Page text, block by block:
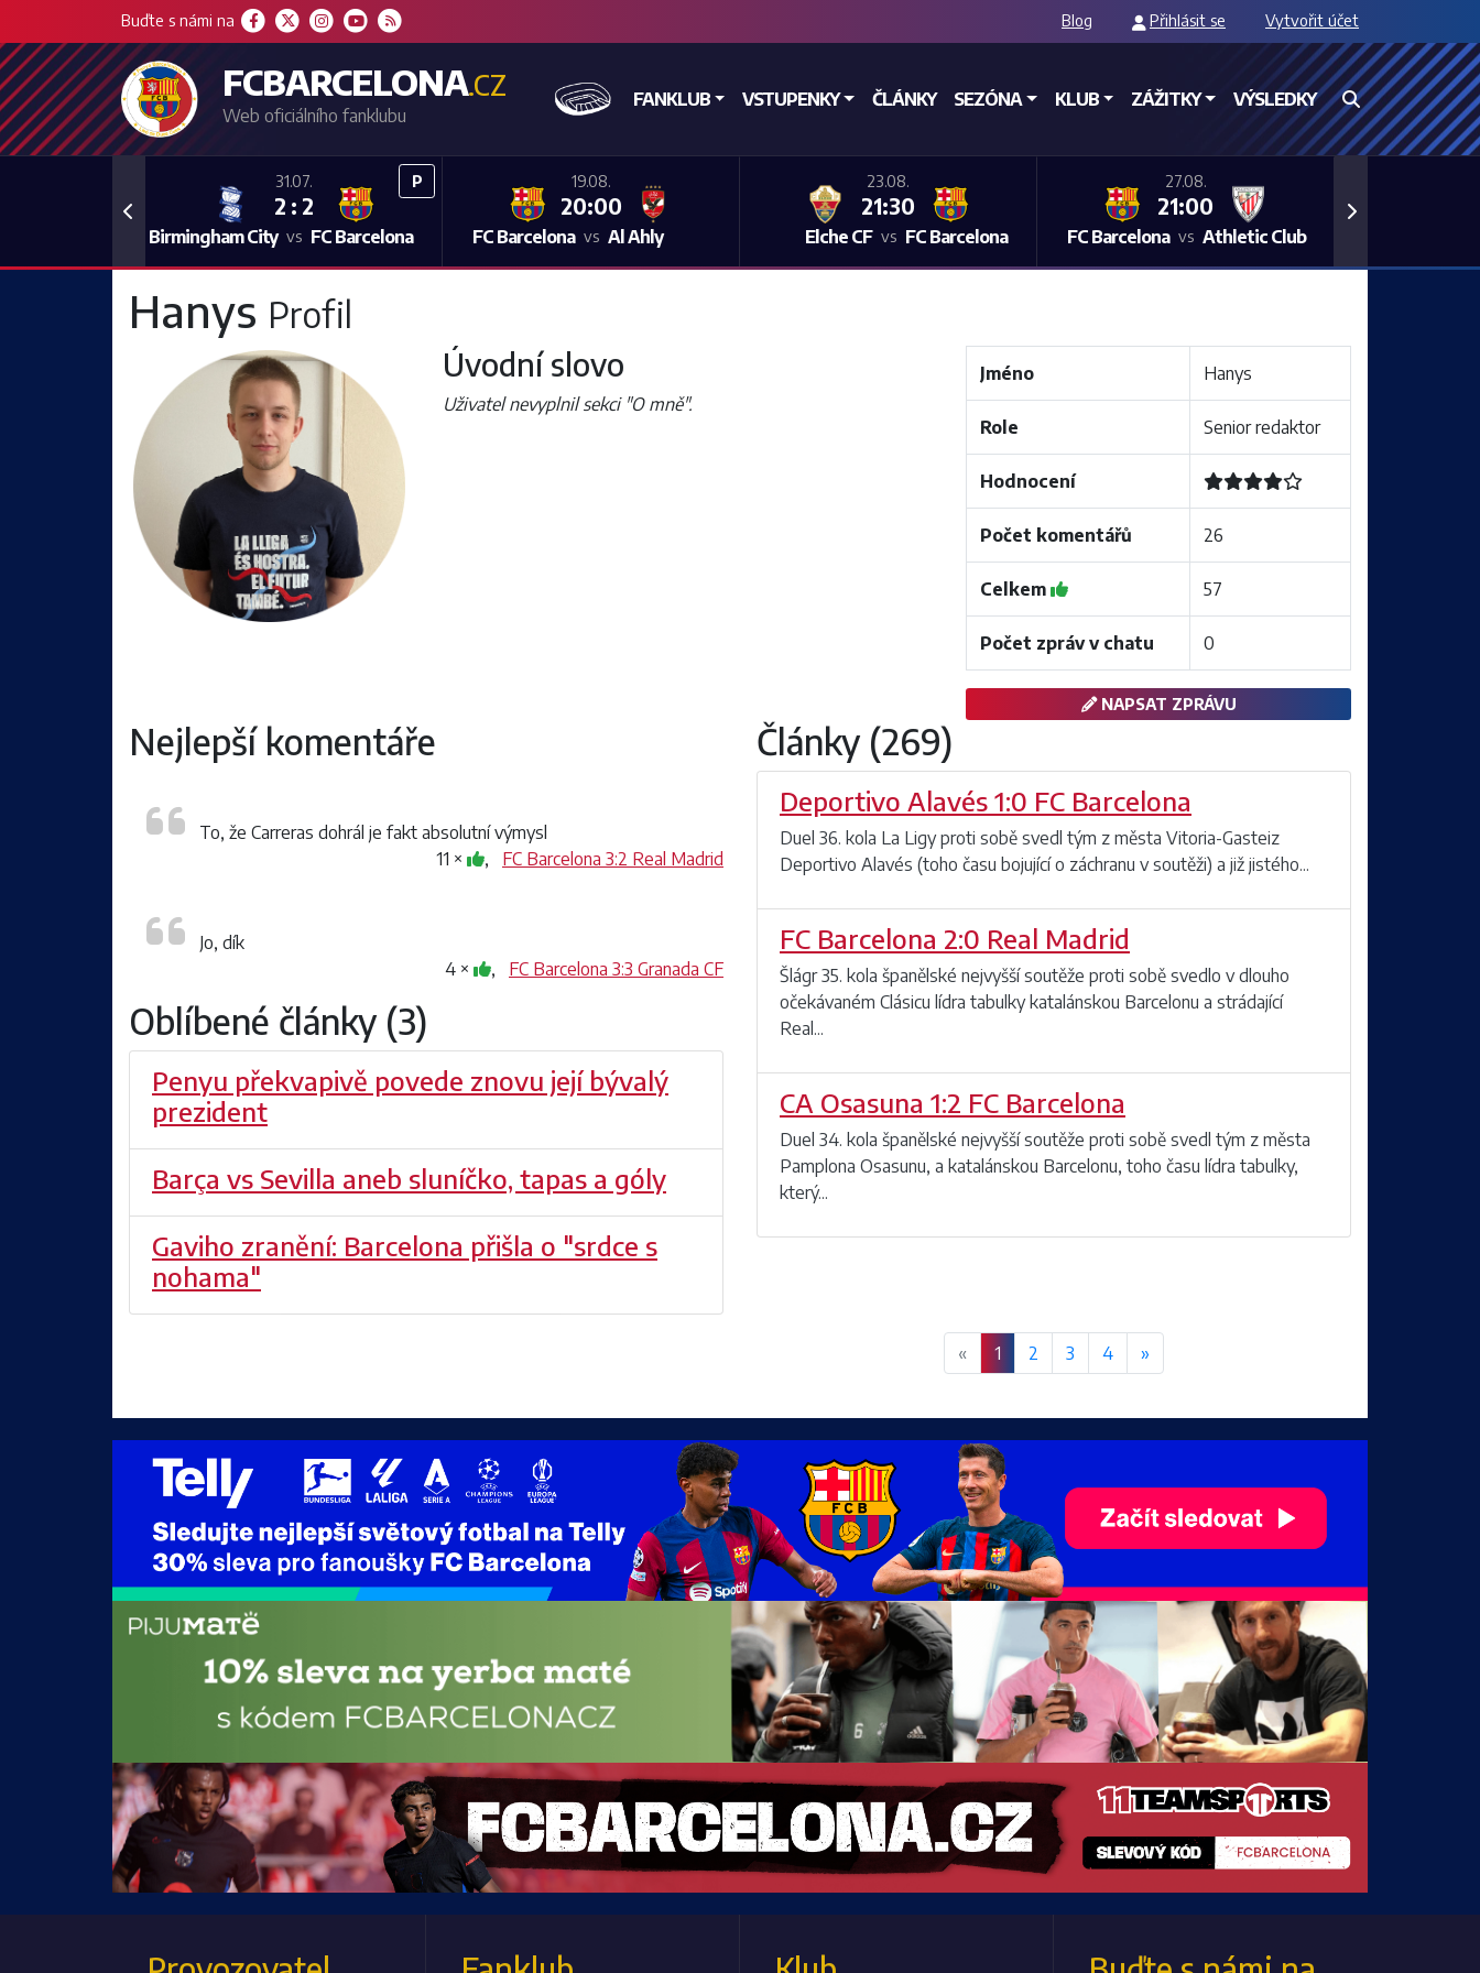
Buďte s námi na Blog Přihlásit se Vytvořit účet
FCBARCELONA.CZ
Web oficiálního fanklubu
DOMŮ FANKLUB VSTUPENKY ČLÁNKY SEZÓNA KLUB ZÁŽITKY VÝSLEDKY
P
31.07.
2 : 2
Birmingham City vs FC Barcelona
19.08.
20:00
FC Barcelona vs Al Ahly
23.08.
21:30
Elche CF vs FC Barcelona
27.08.
21:00
FC Barcelona vs Athletic Club
Previous Next
Hanys Profil
Úvodní slovo
Uživatel nevyplnil sekci "O mně".
Jméno Hanys
Role Senior redaktor
Hodnocení
Počet komentářů 26
Celkem 57
Počet zpráv v chatu 0
NAPSAT ZPRÁVU
Nejlepší komentáře
To, že Carreras dohrál je fakt absolutní výmysl
11 ×
, FC Barcelona 3:2 Real Madrid
Jo, dík
4 ×
, FC Barcelona 3:3 Granada CF
Oblíbené články (3)
Penyu překvapivě povede znovu její bývalý
prezident
Barça vs Sevilla aneb sluníčko, tapas a góly
Gaviho zranění: Barcelona přišla o "srdce s
nohama"
Články (269)
Deportivo Alavés 1:0 FC Barcelona
Duel 36. kola La Ligy proti sobě svedl tým z města Vitoria-Gasteiz
Deportivo Alavés (toho času bojující o záchranu v soutěži) a již jistého...
FC Barcelona 2:0 Real Madrid
Šlágr 35. kola španělské nejvyšší soutěže proti sobě svedlo v dlouho
očekávaném Clásicu lídra tabulky katalánskou Barcelonu a strádající
Real...
CA Osasuna 1:2 FC Barcelona
Duel 34. kola španělské nejvyšší soutěže proti sobě svedl tým z města
Pamplona Osasunu, a katalánskou Barcelonu, toho času lídra tabulky,
který...
« 1 2 3 4 »